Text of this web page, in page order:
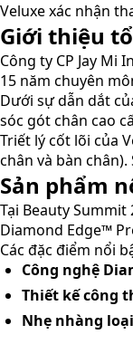
Veluxe xác nhận
Giới thiệu
Công ty CP Jay Mi
15 năm chuyên
Dưới sự dẫn dắt
sóc gót chân cao
Triết lý cốt lõi của
chân và bàn
Sản phẩm
Tại Beauty
Diamond Edge™
Các đặc điểm nổi
Công nghệ
Thiết kế công
Nhẹ nhàng